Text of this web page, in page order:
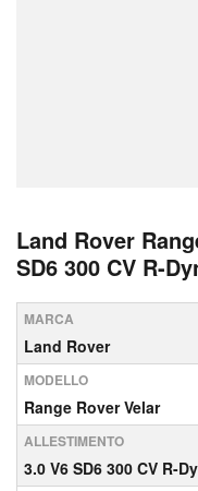
Land Rover
SD6 300 CV R-
MARCA
Land Rover
MODELLO
Range Rover Velar
ALLESTIMENTO
3.0 V6 SD6 300 CV R-